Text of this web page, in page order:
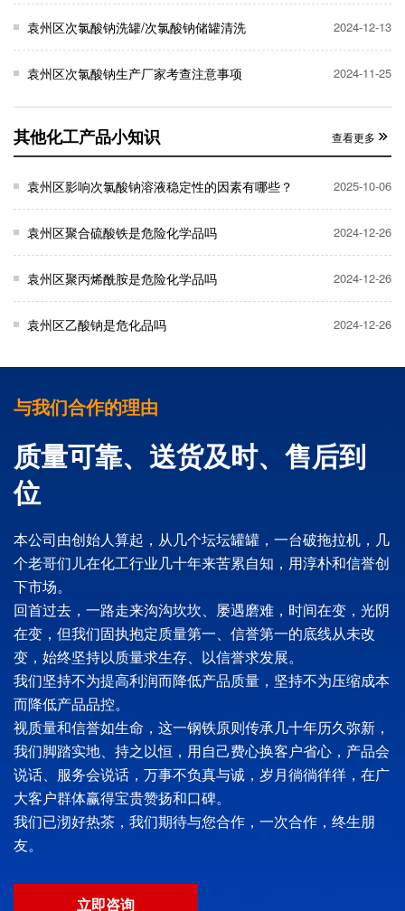
袁州区次氯酸钠洗罐/次氯酸钠储罐清洗 2024-12-13
袁州区次氯酸钠生产厂家考查注意事项 2024-11-25
其他化工产品小知识 查看更多
袁州区影响次氯酸钠溶液稳定性的因素有哪些？ 2025-10-06
袁州区聚合硫酸铁是危险化学品吗 2024-12-26
袁州区聚丙烯酰胺是危险化学品吗 2024-12-26
袁州区乙酸钠是危化品吗 2024-12-26
与我们合作的理由
质量可靠、送货及时、售后到
位
本公司由创始人算起，从几个坛坛罐罐，一台破拖拉机，几
个老哥们儿在化工行业几十年来苦累自知，用淳朴和信誉创
下市场。
回首过去，一路走来沟沟坎坎、屡遇磨难，时间在变，光阴
在变，但我们固执抱定质量第一、信誉第一的底线从未改
变，始终坚持以质量求生存、以信誉求发展。
我们坚持不为提高利润而降低产品质量，坚持不为压缩成本
而降低产品品控。
视质量和信誉如生命，这一钢铁原则传承几十年历久弥新，
我们脚踏实地、持之以恒，用自己费心换客户省心，产品会
说话、服务会说话，万事不负真与诚，岁月徜徜徉徉，在广
大客户群体赢得宝贵赞扬和口碑。
我们已沏好热茶，我们期待与您合作，一次合作，终生朋
友。
立即咨询